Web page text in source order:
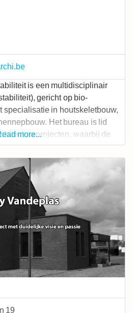
is een multidisciplinair
gericht op bio-
specialisatie in houtskeletbouw,
Het bureau is lid
waarbij de
voeren we ook
doen we zowel voor eigen
van andere architecten,
als voor
more...
19